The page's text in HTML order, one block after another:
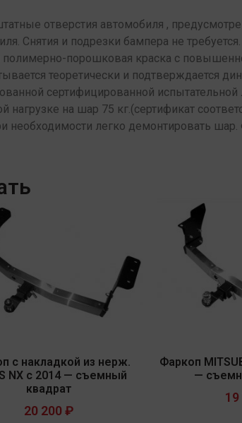
отверстия автомобиля ,
Снятия и подрезки бампера не требуется.
полимерно-порошковая краска с
теоретически и подтверждается
сертифицированной
нагрузке на шар 75 кг.(сертификат
необходимости легко демонтировать
с накладкой из нерж.
NX с 2014 — съемный
квадрат
20 200 ₽
Фаркоп
—
19